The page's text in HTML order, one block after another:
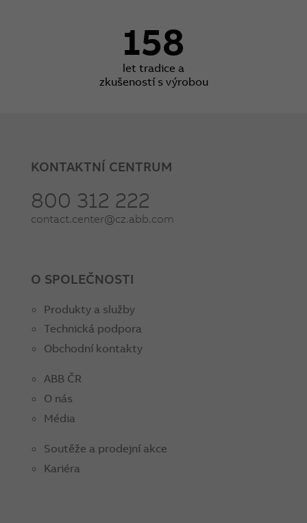
158
let tradice a
zkušeností s výrobou
KONTAKTNÍ CENTRUM
800 312 222
contact.center@cz.abb.com
O SPOLEČNOSTI
Produkty a služby
Technická podpora
Obchodní kontakty
ABB ČR
O nás
Média
Soutěže a prodejní akce
Kariéra